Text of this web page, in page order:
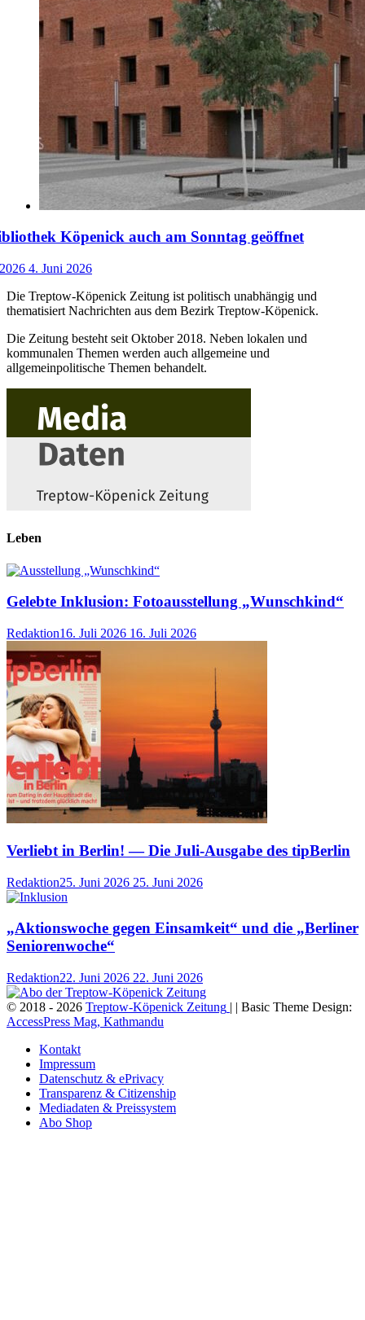
Köpenick auch am Sonntag geöffnet
4. Juni 2026
Die Treptow-Köpenick Zeitung ist politisch unabhängig und
thematisiert Nachrichten aus dem Bezirk Treptow-Köpenick.
Die Zeitung besteht seit Oktober 2018. Neben lokalen und
kommunalen Themen werden auch allgemeine und
allgemeinpolitische Themen behandelt.
Leben
Gelebte Inklusion: Fotoausstellung „Wunschkind“
Redaktion16. Juli 2026 16. Juli 2026
Verliebt in Berlin! — Die Juli-Ausgabe des tipBerlin
Redaktion25. Juni 2026 25. Juni 2026
„Aktionswoche gegen Einsamkeit“ und die „Berliner
Seniorenwoche“
Redaktion22. Juni 2026 22. Juni 2026
© 2018 - 2026 Treptow-Köpenick Zeitung | | Basic Theme Design:
AccessPress Mag, Kathmandu
Kontakt
Impressum
Datenschutz & ePrivacy
Transparenz & Citizenship
Mediadaten & Preissystem
Abo Shop